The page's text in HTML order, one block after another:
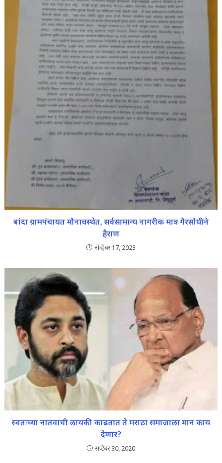
बांदा ग्रामपंचायत मौनावस्थेत, सर्वसामान्य नागरीक मात्र गैरसोयीने
हैराण
नोव्हेंबर 17, 2023
स्वतःच्या नातवाची लायकी काढतात ते मराठा समाजाला मान काय
देणार?
सप्टेंबर 30, 2020